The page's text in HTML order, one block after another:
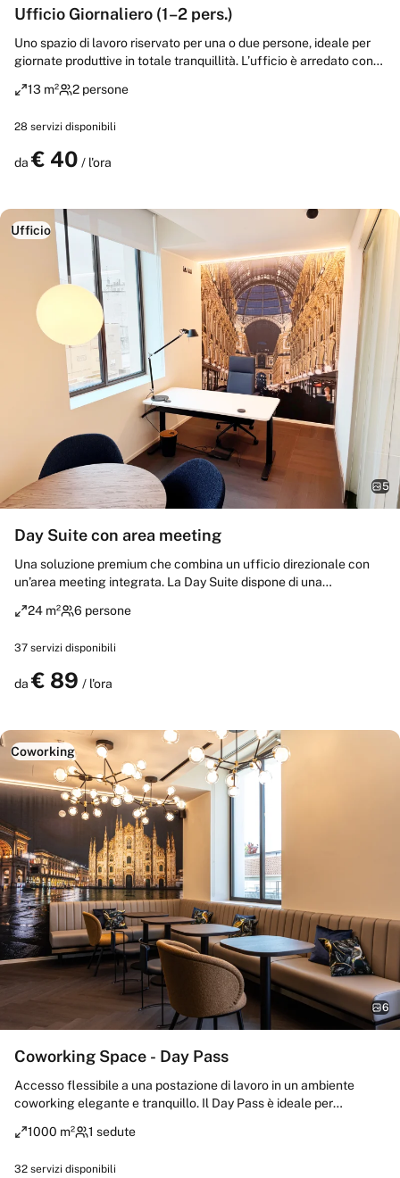
Ufficio Giornaliero (1–2 pers.)
Uno spazio di lavoro riservato per una o due persone, ideale per
giornate produttive in totale tranquillità. L’ufficio è arredato con
modo concentrato, in un ambiente elegante e professionale nel
13 m² 2 persone
28 servizi disponibili
da € 40 / l'ora
Ufficio
5
Day Suite con area meeting
Una soluzione premium che combina un ufficio direzionale con
un’area meeting integrata. La Day Suite dispone di una
ideale per riunioni, presentazioni o giornate di lavoro in team.
un unico spazio.
24 m² 6 persone
37 servizi disponibili
da € 89 / l'ora
Coworking
6
Coworking Space - Day Pass
Accesso flessibile a una postazione di lavoro in un ambiente
coworking elegante e tranquillo. Il Day Pass è ideale per
stimolante e di alta qualità, con tutti i servizi inclusi per una
attualmente ancora in fase di realizzazione, tutti i coworker
1000 m² 1 sedute
32 servizi disponibili